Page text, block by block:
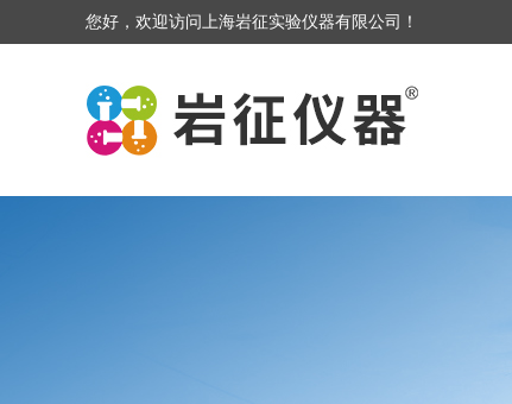
您好，欢迎访问上海岩征实验仪器有限公司！